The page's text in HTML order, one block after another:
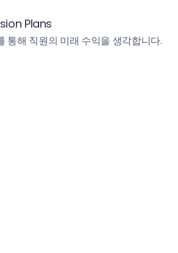
Plans
통해 직원의 미래 수익을 생각합니다.